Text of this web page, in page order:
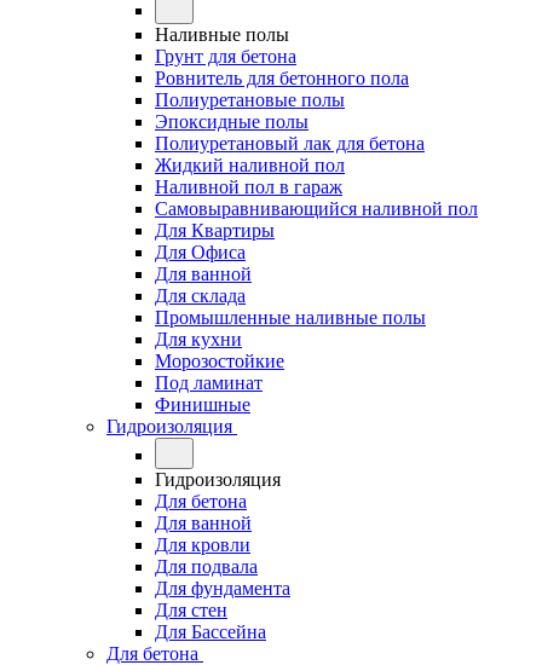
Наливные полы
Грунт для бетона
Ровнитель для бетонного пола
Полиуретановые полы
Эпоксидные полы
Полиуретановый лак для бетона
Жидкий наливной пол
Наливной пол в гараж
Самовыравнивающийся наливной пол
Для Квартиры
Для Офиса
Для ванной
Для склада
Промышленные наливные полы
Для кухни
Морозостойкие
Под ламинат
Финишные
Гидроизоляция
Гидроизоляция
Для бетона
Для ванной
Для кровли
Для подвала
Для фундамента
Для стен
Для Бассейна
Для бетона